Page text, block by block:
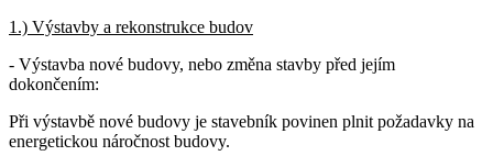
1.) Výstavby a rekonstrukce budov
- Výstavba nové budovy, nebo změna stavby před jejím
dokončením:
Při výstavbě nové budovy je stavebník povinen plnit požadavky na
energetickou náročnost budovy.